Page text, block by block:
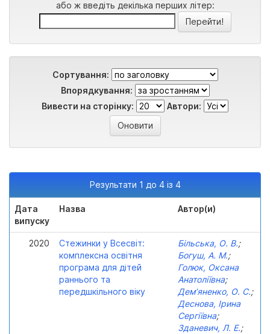
або ж введіть декілька перших літер:
Сортування:
Впорядкування:
Вивести на сторінку:
Автори:
Результати 1 до 4 із 4
Дата
випуску
Назва Автор(и)
2020
Стежинки у Всесвіт:
комплексна освітня
програма для дітей
раннього та
передшкільного віку
Більська, О. В.;
Богуш, А. М.;
Голюк, Оксана
Анатоліївна;
Дем’яненко, О. С.;
Деснова, Ірина
Сергіївна;
Зданевич, Л. Е.;